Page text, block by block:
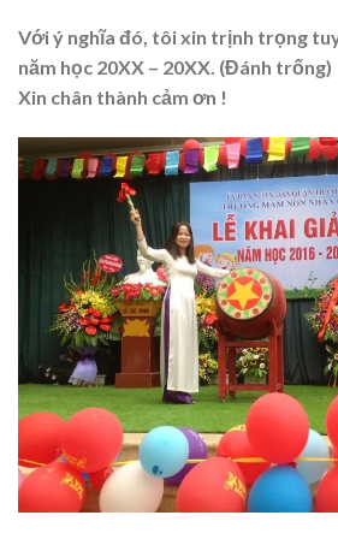
Với ý nghĩa đó, tôi xin trịnh trọng
năm học 20XX – 20XX. (Đánh trống)
Xin chân thành cảm ơn !